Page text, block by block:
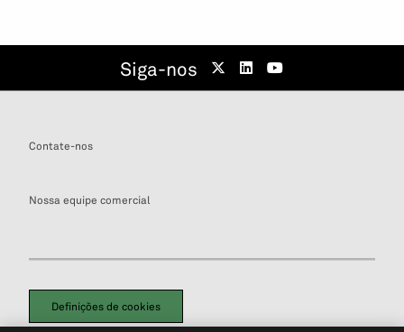
Siga-nos
Contate-nos
Nossa equipe comercial
Definições de cookies